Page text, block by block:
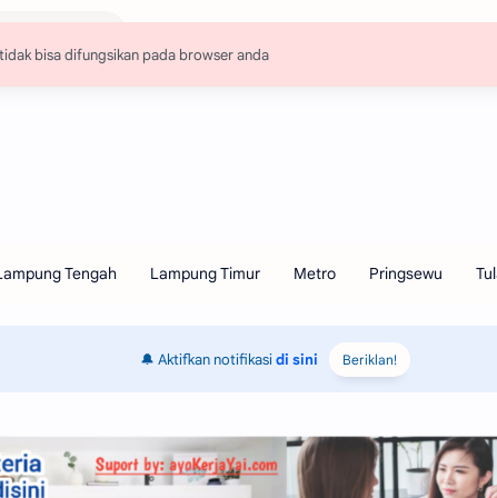
🔔 Aktifkan notifikasidi sini Beriklan!